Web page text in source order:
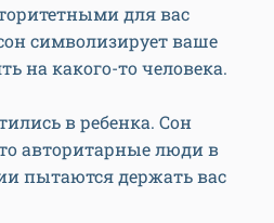
для вас
символизирует ваше
на какого-то человека.
в ребенка. Сон
авторитарные люди в
пытаются держать вас